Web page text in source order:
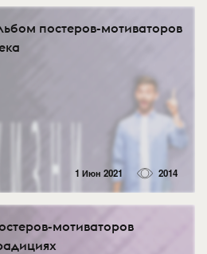
постеров-мотиваторов
1 Июн 2021 2014
мотиваторов